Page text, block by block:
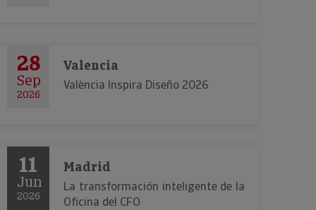
28
Sep
2026
Valencia
València Inspira Diseño 2026
11
Jun
2026
Madrid
La transformación inteligente de la
Oficina del CFO